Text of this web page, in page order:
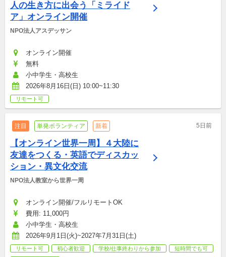
人の生き方に出会う「ミライド
ア」オンライン開催
NPO法人アスデッサン
オンライン開催
無料
小中学生・高校生
2026年8月16日(日) 10:00~11:30
リモート可
注目 単発ボランティア 新着 5日前
【オンライン世界一周】４大陸に
友達をつくる・英語でディスカッ
ション・異文化交流
NPO法人教室から世界一周
オンライン開催/フルリモートOK
費用: 11,000円
小中学生・高校生
2026年9月1日(火)~2027年7月31日(土)
リモート可 初心者歓迎 学校/仕事終わりから参加
短時間でも可